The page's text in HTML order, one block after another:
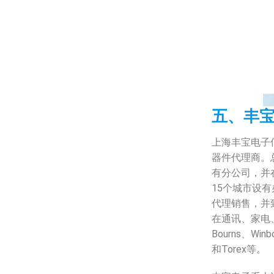
五、丰
上海丰宝电
器件代理商。
有分公司，并
15个城市设
代理销售，并
在通讯、家电
Bourns、
和Torex等。